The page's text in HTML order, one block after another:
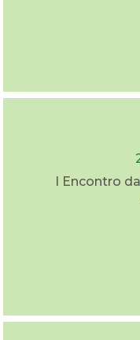
I Encontro